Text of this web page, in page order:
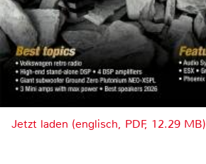
Jetzt laden (englisch, PDF, 12.29 MB)